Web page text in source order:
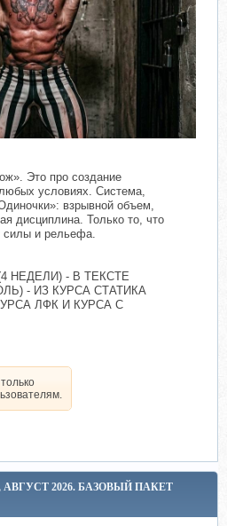
Это про создание
условиях. Система,
взрывной объем,
дисциплина. Только то, что
силы и рельефа.
НЕДЕЛИ) - В ТЕКСТЕ
- ИЗ КУРСА СТАТИКА
ЛФК И КУРСА С
2026. БАЗОВЫЙ ПАКЕТ